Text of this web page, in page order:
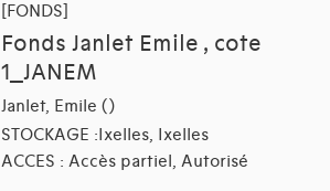
[FONDS]
Fonds Janlet Emile , cote
1_JANEM
Janlet, Emile ()
STOCKAGE :Ixelles, Ixelles
ACCES : Accès partiel, Autorisé